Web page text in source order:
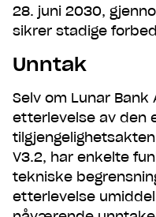
28. juni 2030,
sikrer stadige
Unntak
Selv om Lunar
etterlevelse av den
tilgjengelighetsakten
V3.2, har enkelte
tekniske
etterlevelse